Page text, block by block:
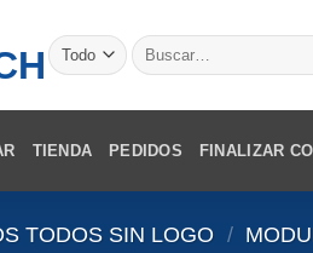
Buscar
por:
TIENDA PEDIDOS FINALIZAR
TODOS SIN LOGO /